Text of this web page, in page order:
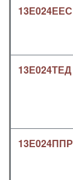
13Е024ЕЕС
13Е024ТЕД
13Е024ППР